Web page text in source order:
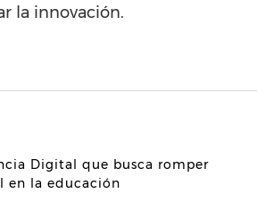
la innovación.
Digital que busca romper
en la educación